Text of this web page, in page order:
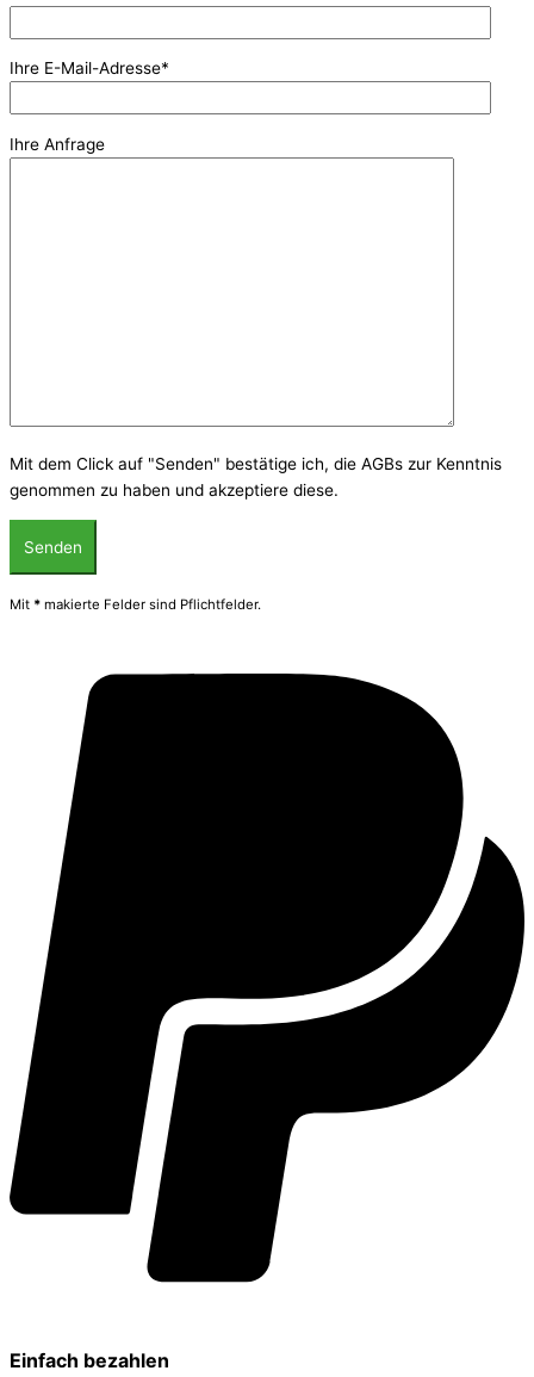
Ihre E-Mail-Adresse*
Ihre Anfrage
Mit dem Click auf "Senden" bestätige ich, die AGBs zur Kenntnis
genommen zu haben und akzeptiere diese.
Mit * makierte Felder sind Pflichtfelder.
Einfach bezahlen